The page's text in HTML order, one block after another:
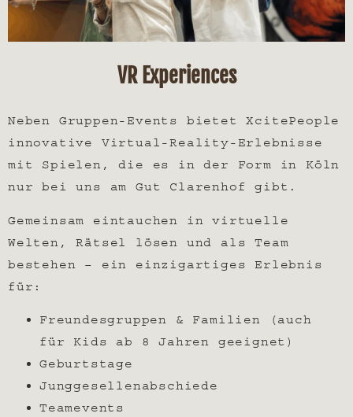
VR Experiences
Neben Gruppen-Events bietet XcitePeople
innovative Virtual-Reality-Erlebnisse
mit Spielen, die es in der Form in Köln
nur bei uns am Gut Clarenhof gibt.
Gemeinsam eintauchen in virtuelle
Welten, Rätsel lösen und als Team
bestehen – ein einzigartiges Erlebnis
für:
Freundesgruppen & Familien (auch
für Kids ab 8 Jahren geeignet)
Geburtstage
Junggesellenabschiede
Teamevents